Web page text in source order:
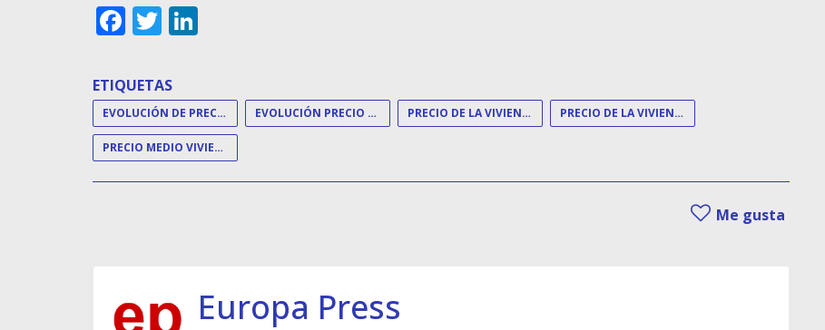
Facebook
Twitter
ETIQUETAS
EVOLUCIÓN DE PRECIOS EVOLUCIÓN PRECIO VIVIENDA PRECIO DE LA VIVIENDA PRECIO DE LA VIVIENDA LIBRE
PRECIO MEDIO VIVIENDA
Me gusta
Europa Press